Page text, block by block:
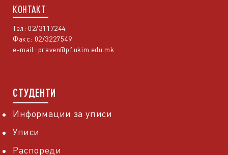
КОНТАКТ
Тел: 02/3117244
Факс: 02/3227549
e-mail: praven@pf.ukim.edu.mk
СТУДЕНТИ
Информации за уписи
Уписи
Распореди